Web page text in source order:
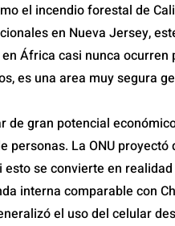
el incendio forestal de
en Nueva Jersey,
en África casi nunca
es una area muy segura
de gran potencial
personas. La ONU
se convierte en
interna comparable con
el uso del celular